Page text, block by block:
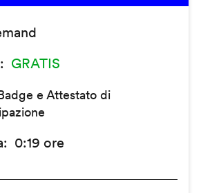
GRATIS
e Attestato di
0:19 ore